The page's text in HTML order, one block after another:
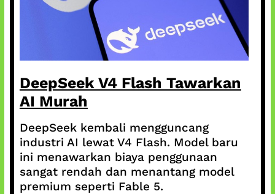
DeepSeek V4 Flash Tawarkan
AI Murah
DeepSeek kembali mengguncang
industri AI lewat V4 Flash. Model baru
ini menawarkan biaya penggunaan
sangat rendah dan menantang model
premium seperti Fable 5.